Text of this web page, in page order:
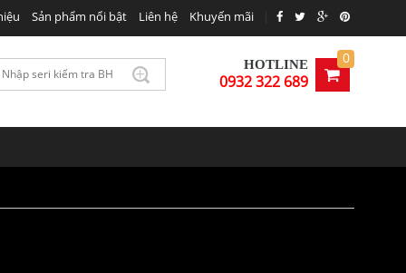
Sản phẩm nổi bật Liên hệ Khuyến mãi
HOTLINE
0932 322 689
0
MUA NGAY